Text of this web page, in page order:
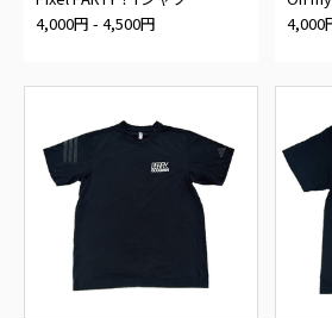
4,000円 - 4,500円
4,000